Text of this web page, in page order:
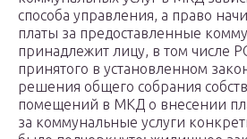
способа управления, а право
платы за предоставленные
принадлежит лицу, в том числе
принятого в установленном
решения общего собрания
помещений в МКД о внесении
за коммунальные услуги